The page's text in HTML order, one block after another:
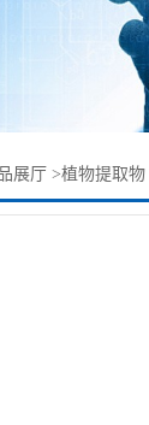
展厅 >植物提取物